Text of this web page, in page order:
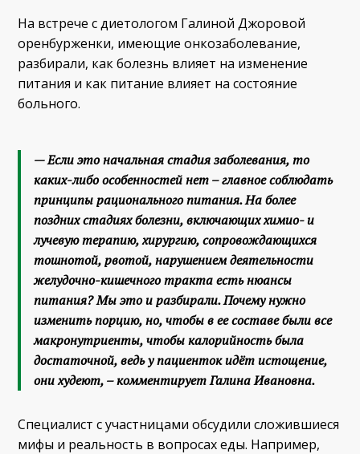
На встрече с диетологом Галиной Джоровой
оренбурженки, имеющие онкозаболевание,
разбирали, как болезнь влияет на изменение
питания и как питание влияет на состояние
больного.
— Если это начальная стадия заболевания, то
каких-либо особенностей нет – главное соблюдать
принципы рационального питания. На более
поздних стадиях болезни, включающих химио- и
лучевую терапию, хирургию, сопровождающихся
тошнотой, рвотой, нарушением деятельности
желудочно-кишечного тракта есть нюансы
питания? Мы это и разбирали. Почему нужно
изменить порцию, но, чтобы в ее составе были все
макронутриенты, чтобы калорийность была
достаточной, ведь у пациенток идёт истощение,
они худеют, – комментирует Галина Ивановна.
Специалист с участницами обсудили сложившиеся
мифы и реальность в вопросах еды. Например,